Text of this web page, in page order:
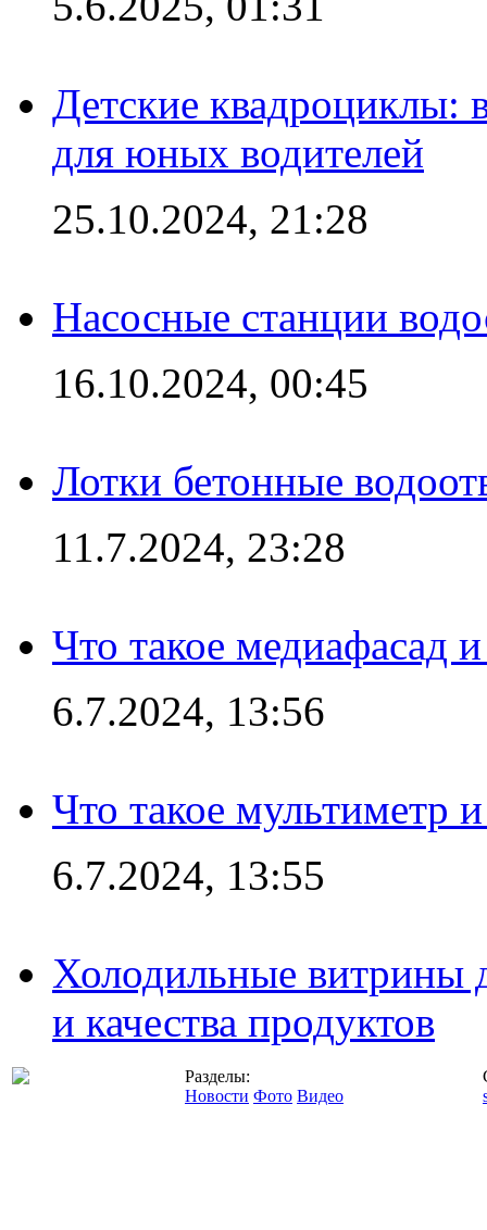
Детские квадроциклы:
для юных водителей
25.10.2024, 21:28
Насосные станции
16.10.2024, 00:45
Лотки бетонные
11.7.2024, 23:28
Что такое медиафасад
6.7.2024, 13:56
Что такое мультиметр
6.7.2024, 13:55
Холодильные витрины
и качества продуктов
Разделы:
Новости Фото Видео